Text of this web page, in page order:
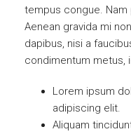
tempus congue. Nam
Aenean gravida mi
dapibus, nisi a
condimentum metus,
Lorem ipsum
adipiscing elit.
Aliquam